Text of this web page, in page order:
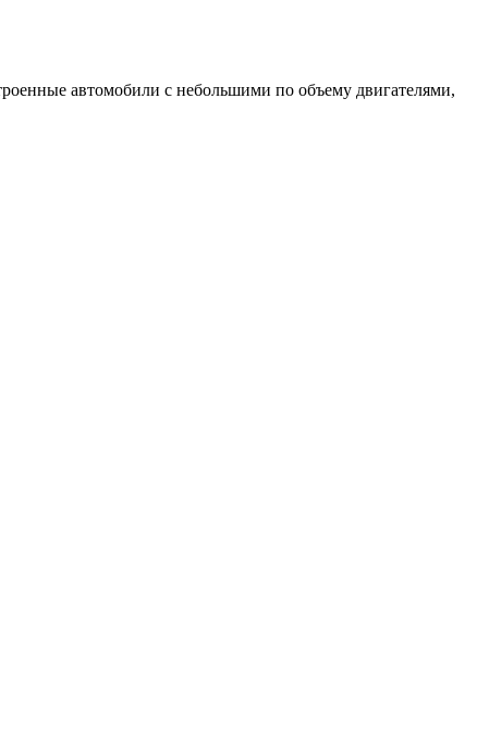
автомобили с небольшими по объему двигателями,